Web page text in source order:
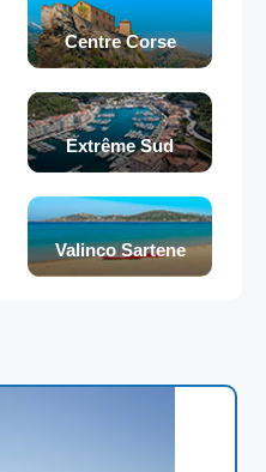
Centre Corse
Extrême Sud
Valinco Sartene